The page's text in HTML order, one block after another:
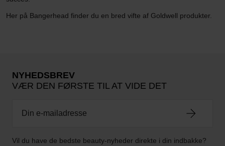
Her på Bangerhead finder du en bred vifte af Goldwell produkter.
NYHEDSBREV
VÆR DEN FØRSTE TIL AT VIDE DET
Vil du have de bedste beauty-nyheder direkte i din indbakke?